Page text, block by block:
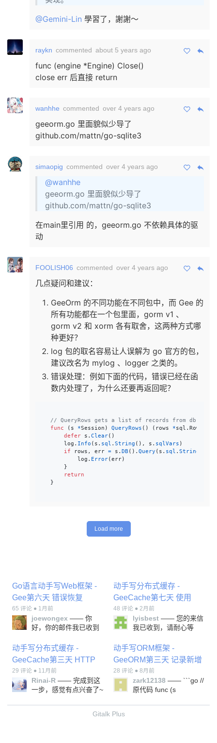
@Gemini-Lin 學習了，謝謝～
raykn commented about 5 years ago
func (engine *Engine) Close()
close err 后直接 return
wanhhe commented over 4 years ago
geeorm.go 里面貌似少导了
github.com/mattn/go-sqlite3
simaopig commented over 4 years ago
@wanhhe
geeorm.go 里面貌似少导了
github.com/mattn/go-sqlite3
在main里引用 的，geeorm.go 不依赖具体的驱
动
FOOLISH06 commented over 4 years ago
几点疑问和建议：
GeeOrm 的不同功能在不同包中，而 Gee 的
所有功能都在一个包里面，gorm v1 、
gorm v2 和 xorm 各有取舍，这两种方式哪
种更好？
log 包的取名容易让人误解为 go 官方的包，
建议改名为 mylog 、logger 之类的。
错误处理：例如下面的代码，错误已经在函
数内处理了，为什么还要再返回呢？
// QueryRows gets a list of records from db
func ( s *Session ) QueryRows () ( rows *sql. Rows
defer
s . Clear()
log . Info ( s . sql . String (), s . sqlVars )
if
rows , err = s . DB (). Query ( s . sql . String
log . Error(err)
return
}
Load more
Go语言动手写Web框架 -
Gee第六天 错误恢复
(Panic Recover)
65 评论 ● 1月前
joewongex —— 你
好，你的邮件我已收到
动手写分布式缓存 -
GeeCache第七天 使用
Protobuf 通信
48 评论 ● 2月前
lyisbest —— 您的来信
我已收到，请耐心等
动手写分布式缓存 -
GeeCache第三天 HTTP
服务端
29 评论 ● 11月前
Rinai-R —— 完成到这
一步，感觉有点兴奋了~
动手写ORM框架 -
GeeORM第三天 记录新增
和查询
28 评论 ● 8月前
zark12138 —— ```go //
原代码 func (s
...interface{}) (int64,
Gitalk Plus